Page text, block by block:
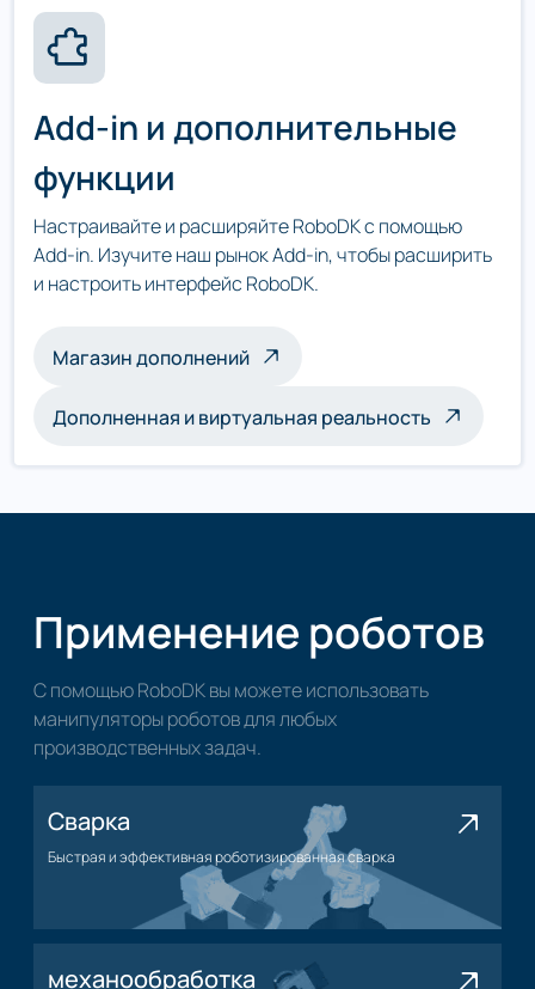
Add-in и дополнительные
функции
Настраивайте и расширяйте RoboDK с помощью
Add-in. Изучите наш рынок Add-in, чтобы расширить
и настроить интерфейс RoboDK.
Магазин дополнений
Дополненная и виртуальная реальность
Применение роботов
С помощью RoboDK вы можете использовать
манипуляторы роботов для любых
производственных задач.
Сварка
Быстрая и эффективная роботизированная сварка
Применение сварки
механообработка